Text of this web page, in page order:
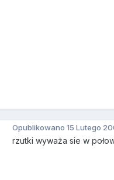
Opublikowano 15 Lutego
rzutki wyważa sie w